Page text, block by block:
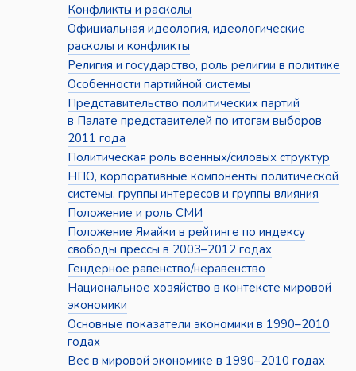
Конфликты и расколы
Официальная идеология, идеологические
расколы и конфликты
Религия и государство, роль религии в политике
Особенности партийной системы
Представительство политических партий
в Палате представителей по итогам выборов
2011 года
Политическая роль военных/силовых структур
НПО, корпоративные компоненты политической
системы, группы интересов и группы влияния
Положение и роль СМИ
Положение Ямайки в рейтинге по индексу
свободы прессы в 2003–2012 годах
Гендерное равенство/неравенство
Национальное хозяйство в контексте мировой
экономики
Основные показатели экономики в 1990–2010
годах
Вес в мировой экономике в 1990–2010 годах